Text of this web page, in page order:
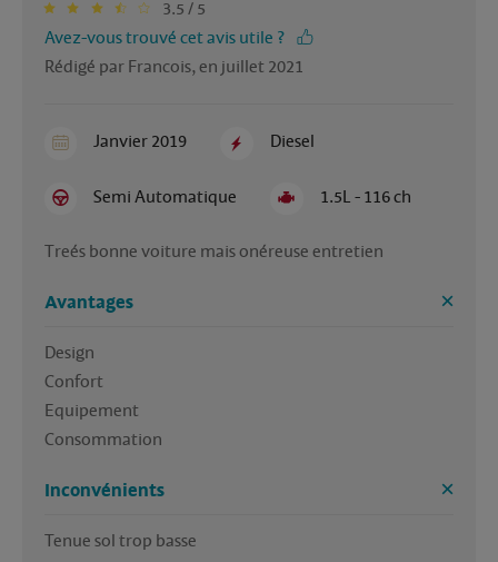
3.5 / 5
Avez-vous trouvé cet avis utile ?
Rédigé par Francois, en juillet 2021
Janvier 2019 Diesel
Semi Automatique 1.5L - 116 ch
Treés bonne voiture mais onéreuse entretien
Avantages
Design
Confort
Equipement
Consommation
Inconvénients
Tenue sol trop basse